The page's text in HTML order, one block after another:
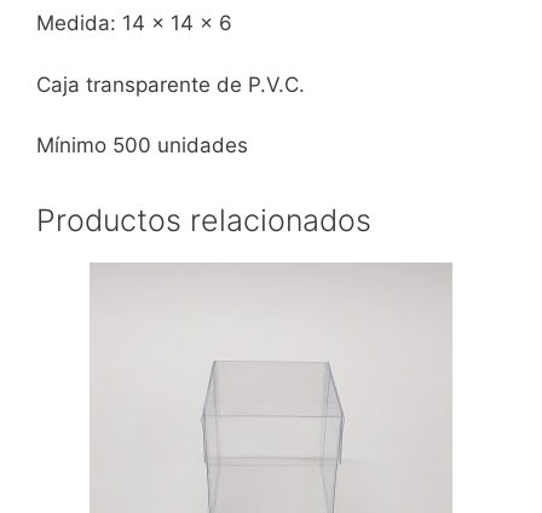
Medida: 14 x 14 x 6
Caja transparente de P.V.C.
Mínimo 500 unidades
Productos relacionados